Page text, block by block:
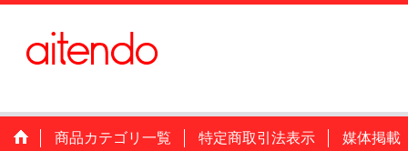
商品カテゴリ一覧 特定商取引法表示 媒体掲載